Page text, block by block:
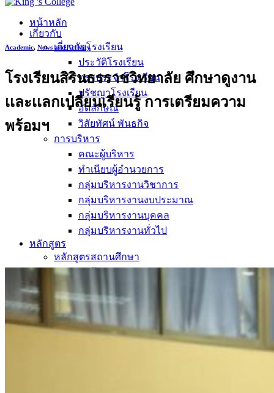
หน้าหลัก
เกี่ยวกับ
เกี่ยวกับโรงเรียน
ประวัติโรงเรียน
ตราประจำโรงเรียน
ปรัชญาโรงเรียน
อัตลักษณ์
วิสัยทัศน์ พันธกิจ
การบริหาร
คณะผู้บริหาร
ทำเนียบผู้อำนวยการ
กลุ่มบริหารงานวิชาการ
กลุ่มบริหารงานงบประมาณ
กลุ่มบริหารงานบุคคล
กลุ่มบริหารงานทั่วไป
หลักสูตร
หลักสูตรสถานศึกษา
หลักสูตรผู้นำ
ข่าวสารและกิจกรรม
นักเรียนปัจจุบัน
ห้องสมุดและคลังข้อมูล
ตรวจสอบผลการเรียน
Academic, News and Activity
โรงเรียนสิรินธรราชวิทยาลัย ศึกษาดูงาน​
เเละเเลกเปลี่ยนเรียนรู้ การเตรียมความ
พร้อมฯ